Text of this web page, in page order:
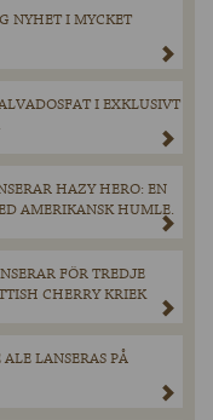
NYHET I MYCKET
I EXKLUSIVT
HAZY HERO: EN
AMERIKANSK HUMLE.
FÖR TREDJE
CHERRY KRIEK
LANSERAS PÅ